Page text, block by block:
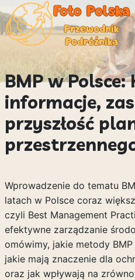
BMP w Polsce:
informacje,
przyszłość
Wprowadzenie do tematu
latach w Polsce coraz
czyli Best Management
efektywne zarządzanie
omówimy, jakie metody
jakie mają znaczenie dla
oraz jak wpływają na